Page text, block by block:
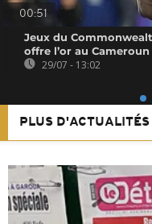
00:51
Jeux du
offre l’or au Cameroun
29/07 - 13:02
PLUS D'ACTUALITÉS